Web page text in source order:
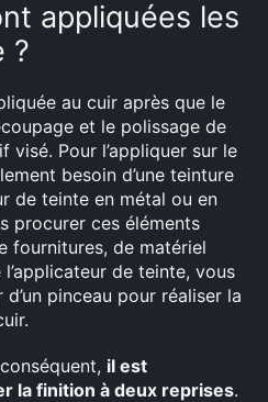
appliquées les
?
au cuir après que le
et le polissage de
visé. Pour l’appliquer sur le
besoin d’une teinture
de teinte en métal ou en
procurer ces éléments
fournitures, de matériel
de teinte, vous
pinceau pour réaliser la
il est
la finition à deux reprises.
×